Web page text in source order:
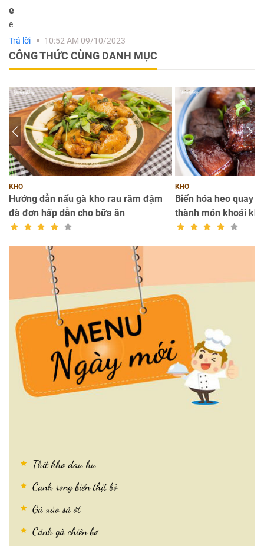
e
e
Trả lời
10:52 AM 09/10/2023
CÔNG THỨC CÙNG DANH MỤC
KHO
Hướng dẫn nấu gà kho rau răm đậm
đà đơn hấp dẫn cho bữa ăn
KHO
Biến hóa heo quay
thành món khoái
Thit kho dau hu
Canh rong biển thịt bò
Gà xào sả ớt
Cánh gà chiên bơ